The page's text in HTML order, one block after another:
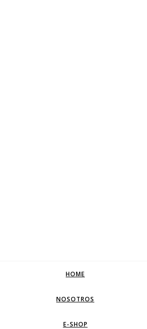
HOME
NOSOTROS
E-SHOP